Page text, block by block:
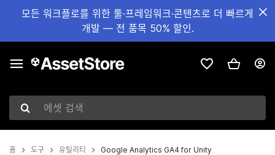
모든 워크플로를 위한 툴·프레임워크·콘텐츠로 더 빠르게
개발 — 전 품목 50% 할인.
에셋 검색
홈 도구 유틸리티 Google Analytics GA4 for Unity